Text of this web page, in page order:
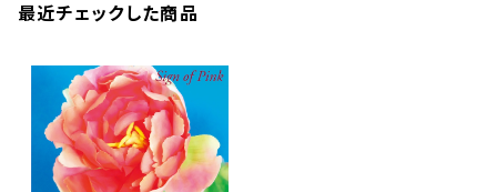
最近チェックした商品